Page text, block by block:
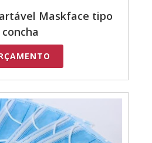
Maskface tipo
concha